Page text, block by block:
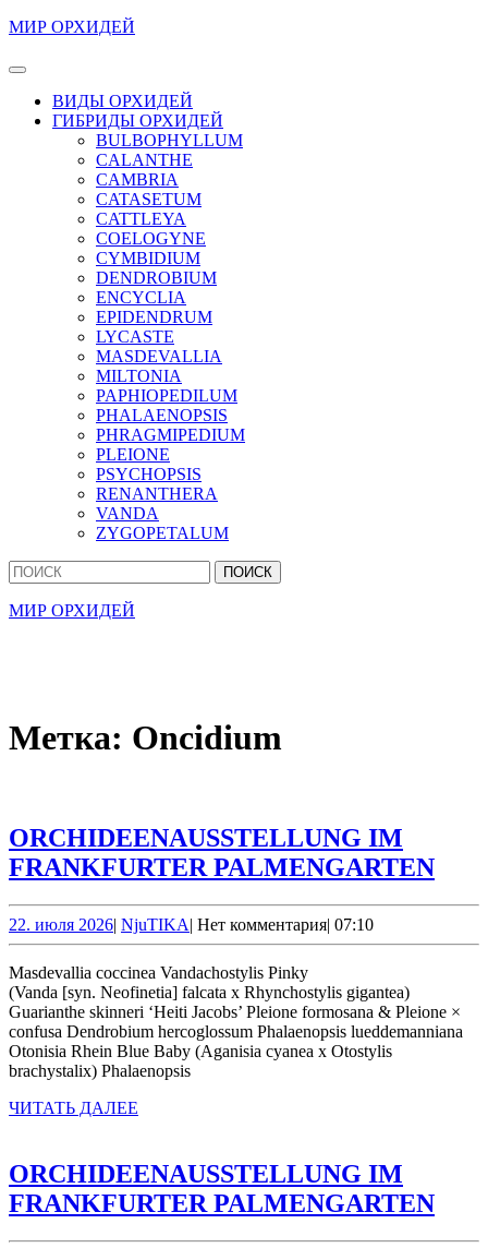
Перейти
содержимому
содержимому
МИР ОРХИДЕЙ
Кнопка
ОткрытьВИДЫ ОРХИДЕЙ
ГИБРИДЫ ОРХИДЕЙ
BULBOPHYLLUM
CALANTHE
CAMBRIA
CATASETUM
CATTLEYA
COELOGYNE
CYMBIDIUM
DENDROBIUM
ENCYCLIA
EPIDENDRUM
LYCASTE
MASDEVALLIA
MILTONIA
PAPHIOPEDILUM
PHALAENOPSIS
PHRAGMIPEDIUM
PLEIONE
PSYCHOPSIS
RENANTHERA
VANDA
ZYGOPETALUM
Кнопка
Закрыть
Найти:
МИР ОРХИДЕЙ
Метка: Oncidium
ORCHIDEENAUSSTELLUNG IM
FRANKFURTER PALMENGARTEN
22. июля 202622.
июля
2026
| NjuTIKANjuTIKA
| Нет комментария| 07:10
Masdevallia coccinea Vandachostylis Pinky
(Vanda [syn. Neofinetia] falcata x Rhynchostylis gigantea)
Guarianthe skinneri ‘Heiti Jacobs’ Pleione formosana & Pleione ×
confusa Dendrobium hercoglossum Phalaenopsis lueddemanniana
Otonisia Rhein Blue Baby (Aganisia cyanea x Otostylis
brachystalix) Phalaenopsis
ЧИТАТЬ ДАЛЕЕ
ORCHIDEENAUSSTELLUNG IM
FRANKFURTER PALMENGARTEN